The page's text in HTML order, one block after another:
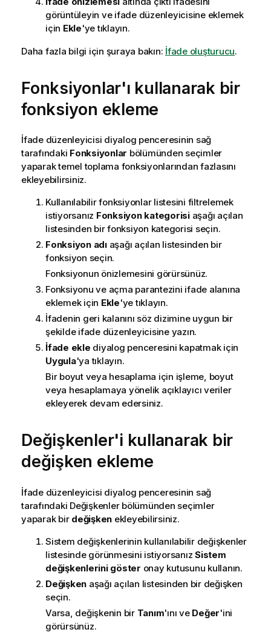
görüntüleyin ve ifade düzenleyicisine eklemek
için Ekle'ye tıklayın.
Daha fazla bilgi için şuraya bakın: İfade oluşturucu.
Fonksiyonlar'ı kullanarak bir
fonksiyon ekleme
İfade düzenleyicisi diyalog penceresinin sağ
tarafındaki Fonksiyonlar bölümünden seçimler
yaparak temel toplama fonksiyonlarından fazlasını
ekleyebilirsiniz.
Kullanılabilir fonksiyonlar listesini filtrelemek
istiyorsanız Fonksiyon kategorisiaşağı açılan
listesinden bir fonksiyon kategorisi seçin.
Fonksiyon adıaşağı açılan listesinden bir
fonksiyon seçin.
Fonksiyonun önizlemesini görürsünüz.
Fonksiyonu ve açma parantezini ifade alanına
eklemek için Ekle'ye tıklayın.
İfadenin geri kalanını söz dizimine uygun bir
şekilde ifade düzenleyicisine yazın.
İfade ekle diyalog penceresini kapatmak için
Uygula'ya tıklayın.
Bir boyut veya hesaplama için işleme, boyut
veya hesaplamaya yönelik açıklayıcı veriler
ekleyerek devam edersiniz.
Değişkenler'i kullanarak bir
değişken ekleme
İfade düzenleyicisi diyalog penceresinin sağ
tarafındaki Değişkenlerbölümünden seçimler
yaparak bir değişken ekleyebilirsiniz.
Sistem değişkenlerinin kullanılabilir değişkenler
listesinde görünmesini istiyorsanız Sistem
değişkenlerini göster onay kutusunu kullanın.
Değişken aşağı açılan listesinden bir değişken
seçin.
Varsa, değişkenin bir Tanım'ını ve Değer'ini
görürsünüz.